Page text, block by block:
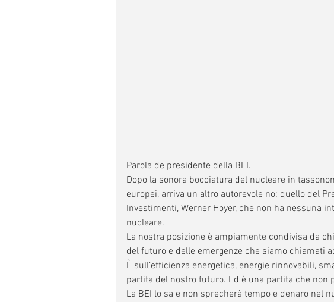
Parola de presidente della BEI.
Dopo la sonora bocciatura del nucleare in
europei, arriva un altro autorevole no: quello del
Investimenti, Werner Hoyer, che non ha nessuna
nucleare.
La nostra posizione è ampiamente condivisa da
del futuro e delle emergenze che siamo chiamati
È sull’efficienza energetica, energie rinnovabili,
partita del nostro futuro. Ed è una partita che non
La BEI lo sa e non sprecherà tempo e denaro nel